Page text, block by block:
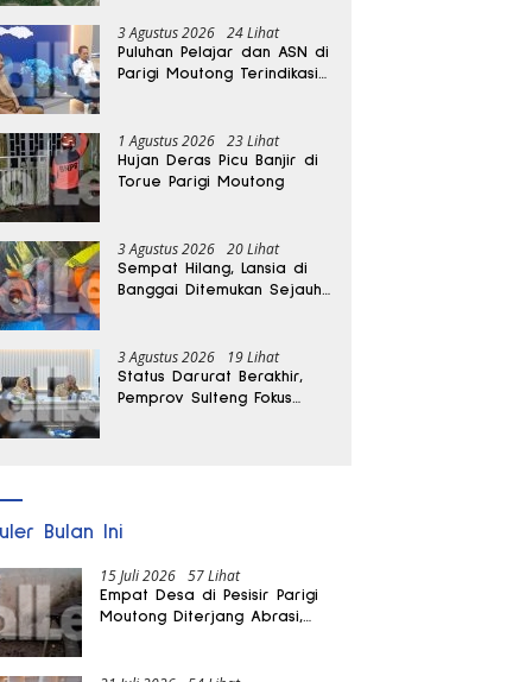
3 Agustus 2026 24 Lihat
Puluhan Pelajar dan ASN di
Parigi Moutong Terindikasi
1 Agustus 2026 23 Lihat
Hujan Deras Picu Banjir di
Torue Parigi Moutong
3 Agustus 2026 20 Lihat
Sempat Hilang, Lansia di
Banggai Ditemukan Sejauh
3 Agustus 2026 19 Lihat
Status Darurat Berakhir,
Pemprov Sulteng Fokus
Bulan Ini
15 Juli 2026 57 Lihat
Empat Desa di Pesisir Parigi
Moutong Diterjang Abrasi,